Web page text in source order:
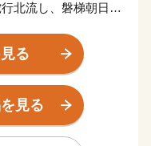
北流し、磐梯朝日国
果樹栽培に適した肥
を持つりんごは町の
にも、良質なブドウ
る
見る